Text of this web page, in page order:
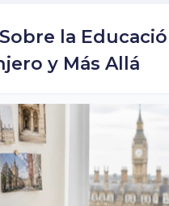
la
y Más Allá